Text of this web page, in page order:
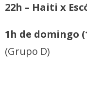
22h – Haiti x
1h de domingo
(Grupo D)